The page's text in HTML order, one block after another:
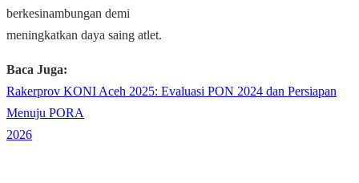
berkesinambungan demi
meningkatkan daya saing atlet.
Baca Juga:
Rakerprov KONI Aceh 2025: Evaluasi PON 2024 dan Persiapan
Menuju PORA
2026